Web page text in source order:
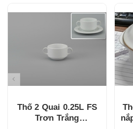
Thố 2 Quai 0.25L FS
Trơn Trắng